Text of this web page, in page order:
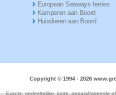
European Seaways ferries
Kamperen aan Boord
Huisdieren aan Boord
Copyright © 1994 - 2026
Exacte, gedeeltelijke, korte, geparafraseerde